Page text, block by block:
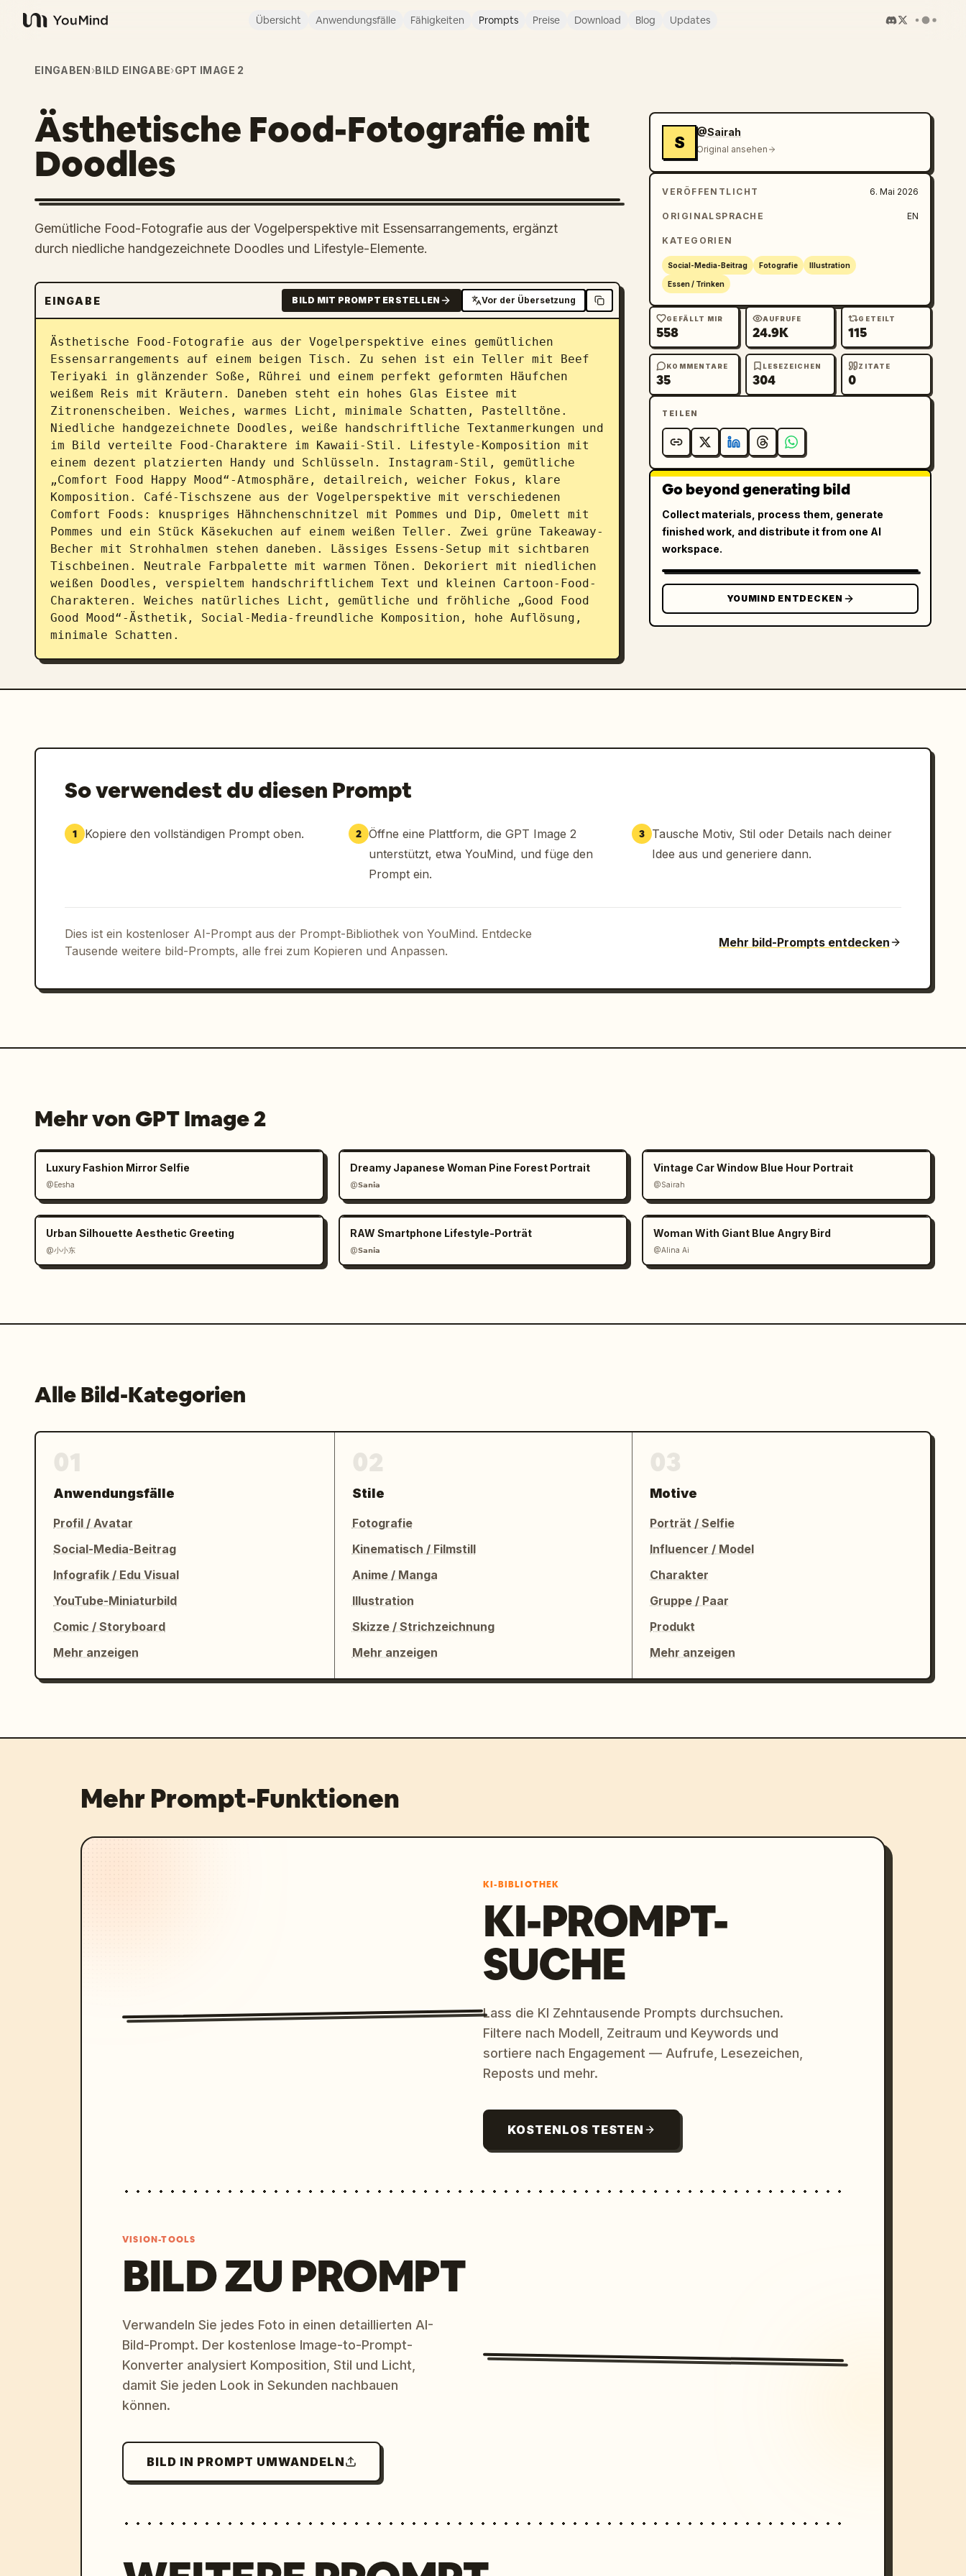
YouMind
Übersicht Anwendungsfälle Fähigkeiten Prompts Preise Download Blog Updates
EINGABEN›BILD EINGABE›GPT IMAGE 2
Ästhetische Food-Fotografie mit
Doodles
Gemütliche Food-Fotografie aus der Vogelperspektive mit Essensarrangements, ergänzt
durch niedliche handgezeichnete Doodles und Lifestyle-Elemente.
EINGABE BILD MIT PROMPT ERSTELLEN Vor der Übersetzung
Ästhetische Food-Fotografie aus der Vogelperspektive eines gemütlichen
Essensarrangements auf einem beigen Tisch. Zu sehen ist ein Teller mit Beef
Teriyaki in glänzender Soße, Rührei und einem perfekt geformten Häufchen
weißem Reis mit Kräutern. Daneben steht ein hohes Glas Eistee mit
Zitronenscheiben. Weiches, warmes Licht, minimale Schatten, Pastelltöne.
Niedliche handgezeichnete Doodles, weiße handschriftliche Textanmerkungen und
im Bild verteilte Food-Charaktere im Kawaii-Stil. Lifestyle-Komposition mit
einem dezent platzierten Handy und Schlüsseln. Instagram-Stil, gemütliche
„Comfort Food Happy Mood“-Atmosphäre, detailreich, weicher Fokus, klare
Komposition. Café-Tischszene aus der Vogelperspektive mit verschiedenen
Comfort Foods: knuspriges Hähnchenschnitzel mit Pommes und Dip, Omelett mit
Pommes und ein Stück Käsekuchen auf einem weißen Teller. Zwei grüne Takeaway-
Becher mit Strohhalmen stehen daneben. Lässiges Essens-Setup mit sichtbaren
Tischbeinen. Neutrale Farbpalette mit warmen Tönen. Dekoriert mit niedlichen
weißen Doodles, verspieltem handschriftlichem Text und kleinen Cartoon-Food-
Charakteren. Weiches natürliches Licht, gemütliche und fröhliche „Good Food
Good Mood“-Ästhetik, Social-Media-freundliche Komposition, hohe Auflösung,
minimale Schatten.
S
@Sairah
Original ansehen
VERÖFFENTLICHT 6. Mai 2026
ORIGINALSPRACHE EN
KATEGORIEN
Social-Media-Beitrag Fotografie Illustration
Essen / Trinken
GEFÄLLT MIR
558
AUFRUFE
24.9K
GETEILT
115
KOMMENTARE
35
LESEZEICHEN
304
ZITATE
0
TEILEN
Go beyond generating bild
Collect materials, process them, generate
finished work, and distribute it from one AI
workspace.
YOUMIND ENTDECKEN
So verwendest du diesen Prompt
1 Kopiere den vollständigen Prompt oben. 2 Öffne eine Plattform, die GPT Image 2
unterstützt, etwa YouMind, und füge den
Prompt ein.
3
Tausche Motiv, Stil oder Details nach deiner
Idee aus und generiere dann.
Dies ist ein kostenloser AI-Prompt aus der Prompt-Bibliothek von YouMind. Entdecke
Tausende weitere bild-Prompts, alle frei zum Kopieren und Anpassen.
Mehr bild-Prompts entdecken
Mehr von GPT Image 2
Luxury Fashion Mirror Selfie
@Eesha
Dreamy Japanese Woman Pine Forest Portrait
@𝗦𝗮𝗻𝗶𝗮
Vintage Car Window Blue Hour Portrait
@Sairah
Urban Silhouette Aesthetic Greeting
@小小东
RAW Smartphone Lifestyle-Porträt
@𝗦𝗮𝗻𝗶𝗮
Woman With Giant Blue Angry Bird
@Alina Ai
Alle Bild-Kategorien
Anwendungsfälle
Profil / Avatar
Social-Media-Beitrag
Infografik / Edu Visual
YouTube-Miniaturbild
Comic / Storyboard
Mehr anzeigen
Stile
Fotografie
Kinematisch / Filmstill
Anime / Manga
Illustration
Skizze / Strichzeichnung
Mehr anzeigen
Motive
Porträt / Selfie
Influencer / Model
Charakter
Gruppe / Paar
Produkt
Mehr anzeigen
Mehr Prompt-Funktionen
KI-BIBLIOTHEK
KI-PROMPT-
SUCHE
Lass die KI Zehntausende Prompts durchsuchen.
Filtere nach Modell, Zeitraum und Keywords und
sortiere nach Engagement — Aufrufe, Lesezeichen,
Reposts und mehr.
KOSTENLOS TESTEN
VISION-TOOLS
BILD ZU PROMPT
Verwandeln Sie jedes Foto in einen detaillierten AI-
Bild-Prompt. Der kostenlose Image-to-Prompt-
Konverter analysiert Komposition, Stil und Licht,
damit Sie jeden Look in Sekunden nachbauen
können.
BILD IN PROMPT UMWANDELN